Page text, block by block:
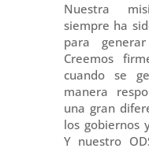
Nuestra
siempre ha
para
Creemos
cuando se
manera
una gran
los gobiernos
Y nuestro